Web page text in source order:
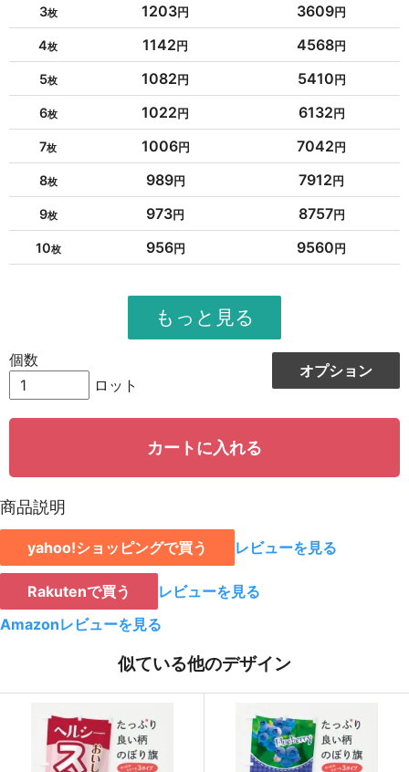
3 1203 3609
4 1142 4568
5 1082 5410
6 1022 6132
7 1006 7042
8 989 7912
9 973 8757
10 956 9560
951
12324
13216
15 942 14130
939
18
19 928 15776
20 923
21 921
919
24 915 21960
913 22825
オプション
個数
ロット
カートに入れる
商品説明
yahoo!ショッピングで買う レビューを見る
Rakutenで買う
レビューを見る
Amazonレビューを見る
似ている他のデザイン